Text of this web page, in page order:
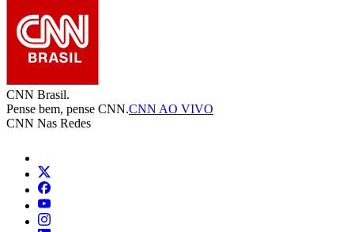
CNN Brasil.
Pense bem, pense CNN.CNN AO VIVO
CNN Nas Redes